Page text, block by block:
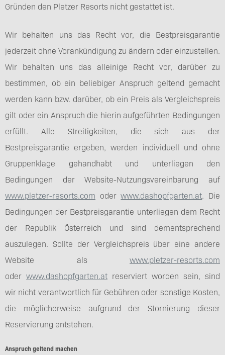
Gründen den Pletzer Resorts nicht gestattet ist.
Wir behalten uns das Recht vor, die Bestpreisgarantie
jederzeit ohne Vorankündigung zu ändern oder einzustellen.
Wir behalten uns das alleinige Recht vor, darüber zu
bestimmen, ob ein beliebiger Anspruch geltend gemacht
werden kann bzw. darüber, ob ein Preis als Vergleichspreis
gilt oder ein Anspruch die hierin aufgeführten Bedingungen
erfüllt. Alle Streitigkeiten, die sich aus der
Bestpreisgarantie ergeben, werden individuell und ohne
Gruppenklage gehandhabt und unterliegen den
Bedingungen der Website-Nutzungsvereinbarung auf
www.pletzer-resorts.com oderwww.dashopfgarten.at. Die
Bedingungen der Bestpreisgarantie unterliegen dem Recht
der Republik Österreich und sind dementsprechend
auszulegen. Sollte der Vergleichspreis über eine andere
Website als www.pletzer-resorts.com
oder www.dashopfgarten.at reserviert worden sein, sind
wir nicht verantwortlich für Gebühren oder sonstige Kosten,
die möglicherweise aufgrund der Stornierung dieser
Reservierung entstehen.
Anspruch geltend machen